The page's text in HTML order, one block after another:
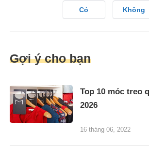
Có Không
Gợi ý cho bạn
Top 10 móc treo
2026
16 tháng 06, 2022